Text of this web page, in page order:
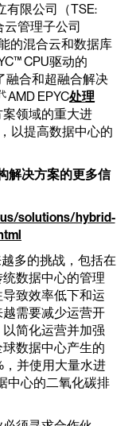
有限公司（TSE:
管理子公司
的混合云和数据库
CPU驱动的
融合和超融合解决
AMD EPYC处理
领域的重大进
以提高数据中心的
解决方案的更多信
solutions/hybrid-
多的挑战，包括在
数据中心的管理
致效率低下和运
需要减少运营开
简化运营并加强
数据中心产生的
并使用大量水进
中心的二氧化碳排